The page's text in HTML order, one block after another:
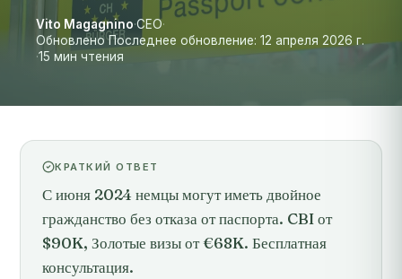
Vito Magagnino·CEO·
Обновлено Последнее обновление: 12 апреля 2026 г.
·15 мин чтения
КРАТКИЙ ОТВЕТ
С июня 2024 немцы могут иметь двойное
гражданство без отказа от паспорта. CBI от
$90K, Золотые визы от €68K. Бесплатная
консультация.